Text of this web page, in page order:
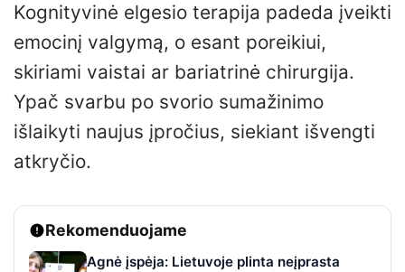
Kognityvinė elgesio terapija padeda įveikti
emocinį valgymą, o esant poreikiui,
skiriami vaistai ar bariatrinė chirurgija.
Ypač svarbu po svorio sumažinimo
išlaikyti naujus įpročius, siekiant išvengti
atkryčio.
Rekomenduojame
Agnė įspėja: Lietuvoje plinta neįprasta